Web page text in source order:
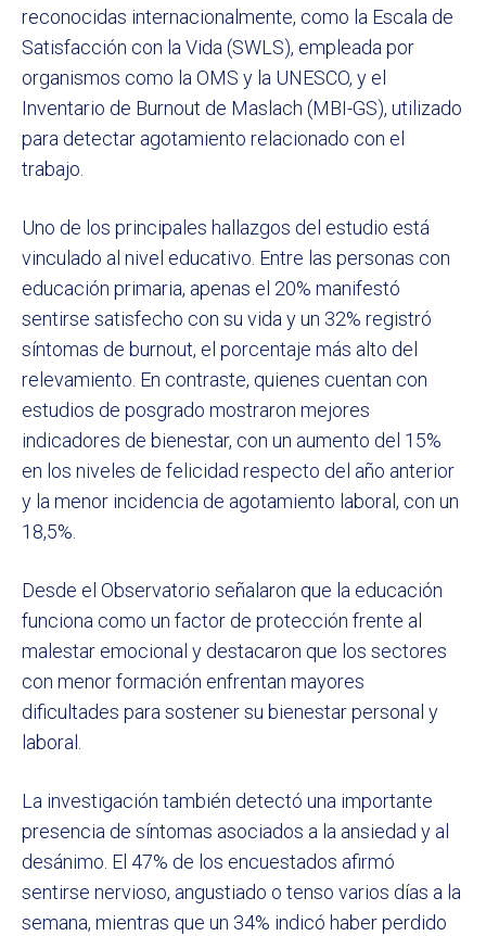
reconocidas internacionalmente, como la Escala de
Satisfacción con la Vida (SWLS), empleada por
organismos como la OMS y la UNESCO, y el
Inventario de Burnout de Maslach (MBI-GS), utilizado
para detectar agotamiento relacionado con el
trabajo.
Uno de los principales hallazgos del estudio está
vinculado al nivel educativo. Entre las personas con
educación primaria, apenas el 20% manifestó
sentirse satisfecho con su vida y un 32% registró
síntomas de burnout, el porcentaje más alto del
relevamiento. En contraste, quienes cuentan con
estudios de posgrado mostraron mejores
indicadores de bienestar, con un aumento del 15%
en los niveles de felicidad respecto del año anterior
y la menor incidencia de agotamiento laboral, con un
18,5%.
Desde el Observatorio señalaron que la educación
funciona como un factor de protección frente al
malestar emocional y destacaron que los sectores
con menor formación enfrentan mayores
dificultades para sostener su bienestar personal y
laboral.
La investigación también detectó una importante
presencia de síntomas asociados a la ansiedad y al
desánimo. El 47% de los encuestados afirmó
sentirse nervioso, angustiado o tenso varios días a la
semana, mientras que un 34% indicó haber perdido